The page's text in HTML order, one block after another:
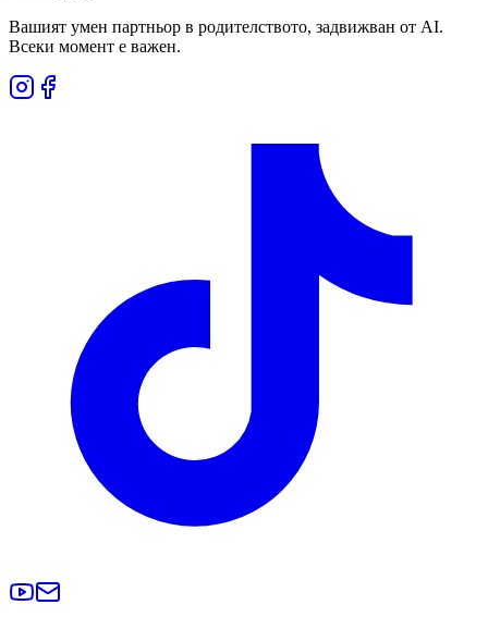
Вашият умен партньор в родителството, задвижван от AI.
Всеки момент е важен.